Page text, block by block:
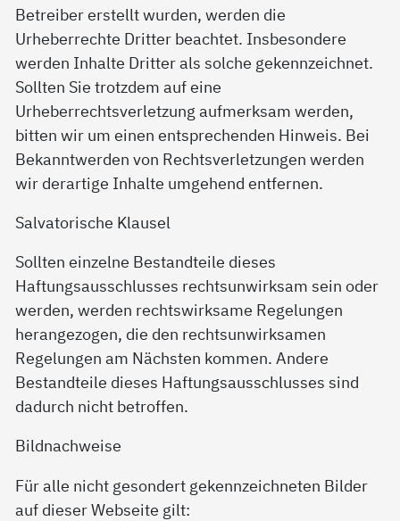
Betreiber erstellt wurden, werden die
Urheberrechte Dritter beachtet. Insbesondere
werden Inhalte Dritter als solche gekennzeichnet.
Sollten Sie trotzdem auf eine
Urheberrechtsverletzung aufmerksam werden,
bitten wir um einen entsprechenden Hinweis. Bei
Bekanntwerden von Rechtsverletzungen werden
wir derartige Inhalte umgehend entfernen.
Salvatorische Klausel
Sollten einzelne Bestandteile dieses
Haftungsausschlusses rechtsunwirksam sein oder
werden, werden rechtswirksame Regelungen
herangezogen, die den rechtsunwirksamen
Regelungen am Nächsten kommen. Andere
Bestandteile dieses Haftungsausschlusses sind
dadurch nicht betroffen.
Bildnachweise
Für alle nicht gesondert gekennzeichneten Bilder
auf dieser Webseite gilt: